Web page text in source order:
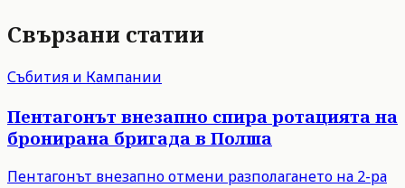
Свързани статии
Събития и Кампании
Пентагонът внезапно спира ротацията на
бронирана бригада в Полша
Пентагонът внезапно отмени разполагането на 2-ра